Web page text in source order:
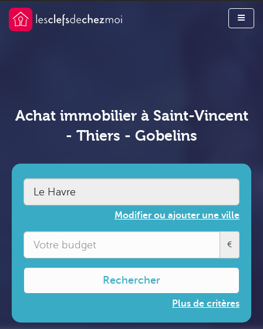
Achat immobilier à Saint-Vincent
- Thiers - Gobelins
Modifier ou ajouter une ville
€
Rechercher
Plus de critères